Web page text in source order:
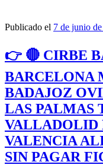
Publicado el 7 de junio
👉 🔴 CIRBE
BARCELONA
BADAJOZ
LAS PALMAS
VALLADOLID
VALENCIA
SIN PAGAR